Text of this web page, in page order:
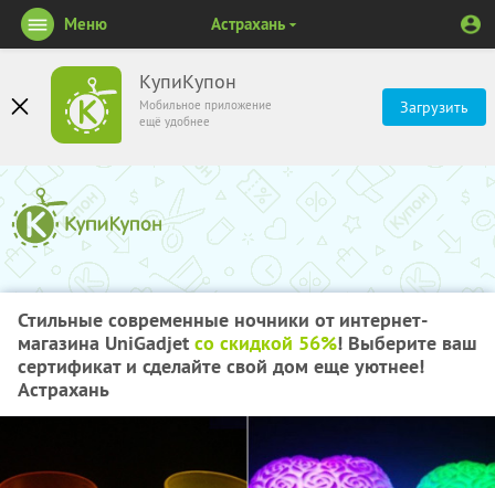
КупиКупон
Мобильное приложение
ещё удобнее
Загрузить
Меню Астрахань
Стильные современные ночники от интернет-
магазина UniGadjet со скидкой 56%! Выберите ваш
сертификат и сделайте свой дом еще уютнее!
Астрахань